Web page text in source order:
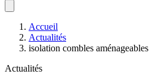
Accueil
Actualités
isolation combles aménageables
Actualités